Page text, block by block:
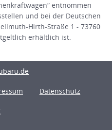
entnommen
und bei der Deutschen
Hirth-Straße 1 - 73760
erhältlich ist.
Datenschutz